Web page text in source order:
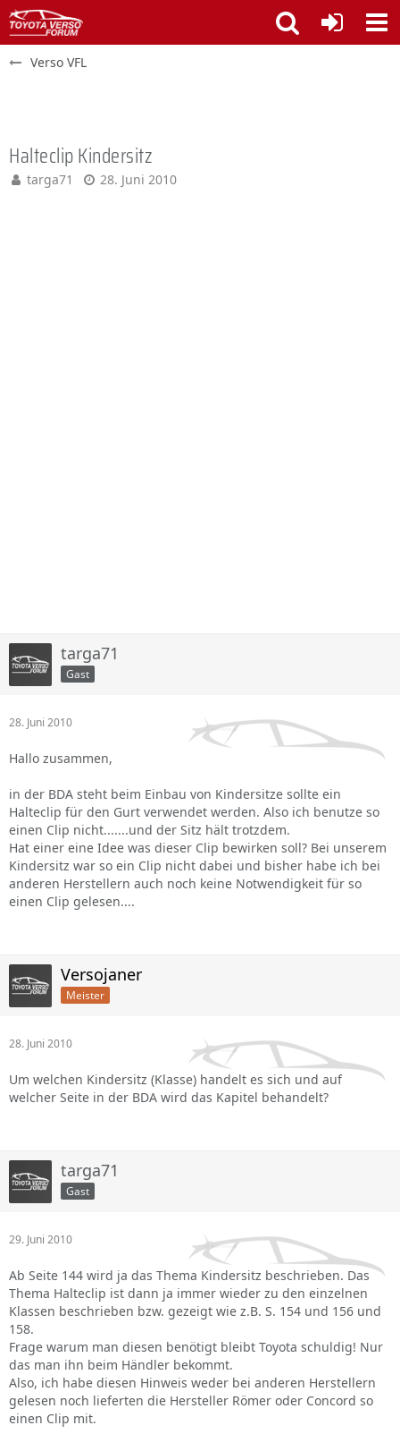
Verso VFL
Halteclip Kindersitz
targa71 28. Juni 2010
targa71
Gast
28. Juni 2010
Hallo zusammen,
in der BDA steht beim Einbau von Kindersitze sollte ein
Halteclip für den Gurt verwendet werden. Also ich benutze so
einen Clip nicht.......und der Sitz hält trotzdem.
Hat einer eine Idee was dieser Clip bewirken soll? Bei unserem
Kindersitz war so ein Clip nicht dabei und bisher habe ich bei
anderen Herstellern auch noch keine Notwendigkeit für so
einen Clip gelesen....
Versojaner
Meister
28. Juni 2010
Um welchen Kindersitz (Klasse) handelt es sich und auf
welcher Seite in der BDA wird das Kapitel behandelt?
targa71
Gast
29. Juni 2010
Ab Seite 144 wird ja das Thema Kindersitz beschrieben. Das
Thema Halteclip ist dann ja immer wieder zu den einzelnen
Klassen beschrieben bzw. gezeigt wie z.B. S. 154 und 156 und
158.
Frage warum man diesen benötigt bleibt Toyota schuldig! Nur
das man ihn beim Händler bekommt.
Also, ich habe diesen Hinweis weder bei anderen Herstellern
gelesen noch lieferten die Hersteller Römer oder Concord so
einen Clip mit.